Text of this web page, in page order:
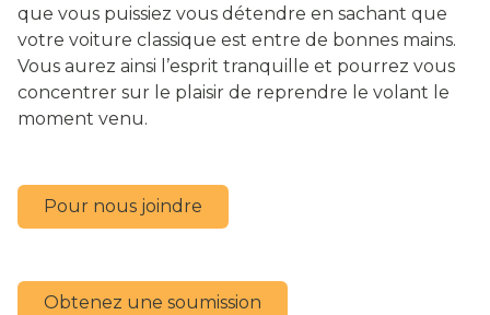
que vous puissiez vous détendre en sachant que
votre voiture classique est entre de bonnes mains.
Vous aurez ainsi l’esprit tranquille et pourrez vous
concentrer sur le plaisir de reprendre le volant le
moment venu.
Pour nous joindre
Obtenez une soumission